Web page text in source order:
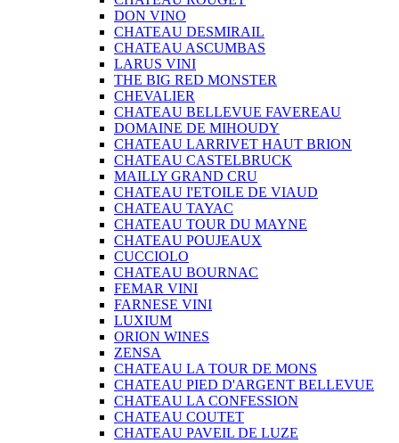
DON VINO
CHATEAU DESMIRAIL
CHATEAU ASCUMBAS
LARUS VINI
THE BIG RED MONSTER
CHEVALIER
CHATEAU BELLEVUE FAVEREAU
DOMAINE DE MIHOUDY
CHATEAU LARRIVET HAUT BRION
CHATEAU CASTELBRUCK
MAILLY GRAND CRU
CHATEAU I'ETOILE DE VIAUD
CHATEAU TAYAC
CHATEAU TOUR DU MAYNE
CHATEAU POUJEAUX
CUCCIOLO
CHATEAU BOURNAC
FEMAR VINI
FARNESE VINI
LUXIUM
ORION WINES
ZENSA
CHATEAU LA TOUR DE MONS
CHATEAU PIED D'ARGENT BELLEVUE
CHATEAU LA CONFESSION
CHATEAU COUTET
CHATEAU PAVEIL DE LUZE